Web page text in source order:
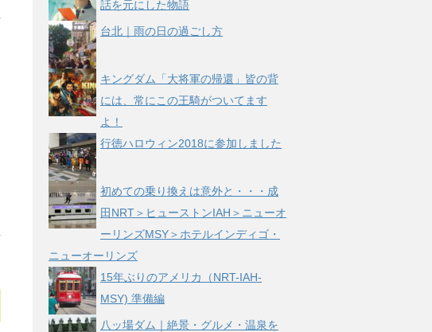
話を元にした物語
台北｜雨の日の過ごし方
キングダム「大将軍の帰還」皆の背
には、常にこの王騎がついてます
よ！
行徳ハロウィン2018に参加しました
初めての乗り換えは意外と・・・成
田NRT＞ヒューストンIAH＞ニューオ
ーリンズMSY＞ホテルインディゴ・
ニューオーリンズ
15年ぶりのアメリカ（NRT-IAH-
MSY) 準備編
八ッ場ダム｜絶景・グルメ・温泉を